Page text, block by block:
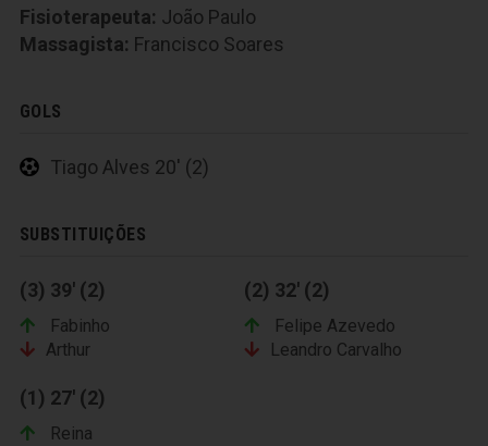
Fisioterapeuta: João Paulo
Massagista: Francisco Soares
GOLS
Tiago Alves 20' (2)
SUBSTITUIÇÕES
(3) 39' (2)
Fabinho
Arthur
(2) 32' (2)
Felipe Azevedo
Leandro Carvalho
(1) 27' (2)
Reina